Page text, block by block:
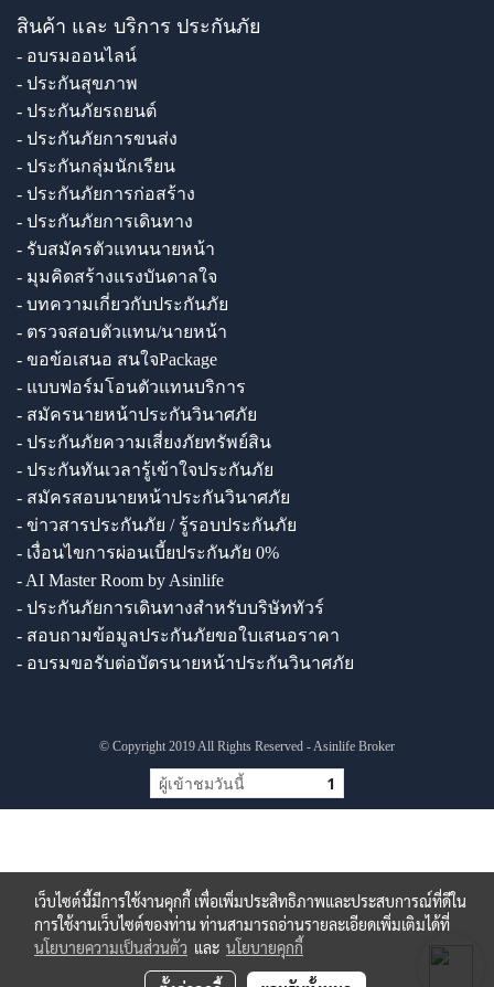
สินค้า และ บริการ ประกันภัย
- อบรมออนไลน์
- ประกันสุขภาพ
- ประกันภัยรถยนต์
- ประกันภัยการขนส่ง
- ประกันกลุ่มนักเรียน
- ประกันภัยการก่อสร้าง
- ประกันภัยการเดินทาง
- รับสมัครตัวแทนนายหน้า
- มุมคิดสร้างแรงบันดาลใจ
- บทความเกี่ยวกับประกันภัย
- ตรวจสอบตัวแทน/นายหน้า
- ขอข้อเสนอ สนใจPackage
- แบบฟอร์มโอนตัวแทนบริการ
- สมัครนายหน้าประกันวินาศภัย
- ประกันภัยความเสี่ยงภัยทรัพย์สิน
- ประกันทันเวลารู้เข้าใจประกันภัย
- สมัครสอบนายหน้าประกันวินาศภัย
- ข่าวสารประกันภัย / รู้รอบประกันภัย
- เงื่อนไขการผ่อนเบี้ยประกันภัย 0%
- AI Master Room by Asinlife
- ประกันภัยการเดินทางสำหรับบริษัททัวร์
- สอบถามข้อมูลประกันภัยขอใบเสนอราคา
- อบรมขอรับต่อบัตรนายหน้าประกันวินาศภัย
© Copyright 2019 All Rights Reserved - Asinlife Broker
ผู้เข้าชมวันนี้ 1
เว็บไซต์นี้มีการใช้งานคุกกี้ เพื่อเพิ่มประสิทธิภาพและประสบการณ์ที่ดีใน
การใช้งานเว็บไซต์ของท่าน ท่านสามารถอ่านรายละเอียดเพิ่มเติมได้ที่
นโยบายความเป็นส่วนตัว และ นโยบายคุกกี้